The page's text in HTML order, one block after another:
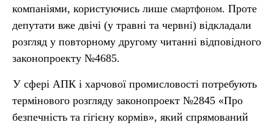
компаніями, користуючись лише смартфоном. Проте
депутати вже двічі (у травні та червні) відкладали
розгляд у повторному другому читанні відповідного
законопроекту №4685.
У сфері АПК і харчової промисловості потребують
термінового розгляду законопроект №2845 «Про
безпечність та гігієну кормів», який спрямований